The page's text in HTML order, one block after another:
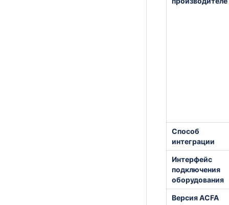
Способ
интеграции
Интерфейс
подключения
оборудования
Версия ACFA